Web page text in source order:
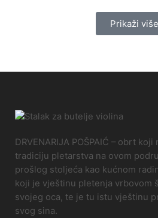
Prikaži više
DRVENARIJA POŠPAIĆ – obrt
tradiciju pletarstva na ovom
prošlog stoljeća kao kućnom
koji je vještinu pletenja vrbovom
svojeg oca, te je tu istu vještinu
svog sina.